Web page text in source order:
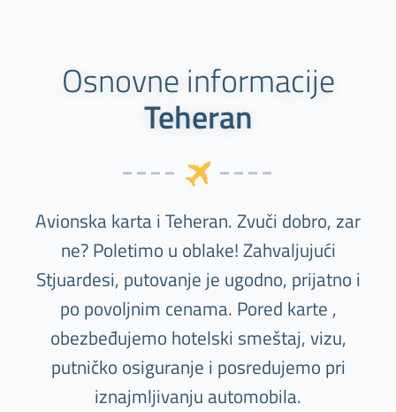
Osnovne informacije
Teheran
Avionska karta i Teheran. Zvuči dobro, zar
ne? Poletimo u oblake! Zahvaljujući
Stjuardesi, putovanje je ugodno, prijatno i
po povoljnim cenama. Pored karte ,
obezbeđujemo hotelski smeštaj, vizu,
putničko osiguranje i posredujemo pri
iznajmljivanju automobila.